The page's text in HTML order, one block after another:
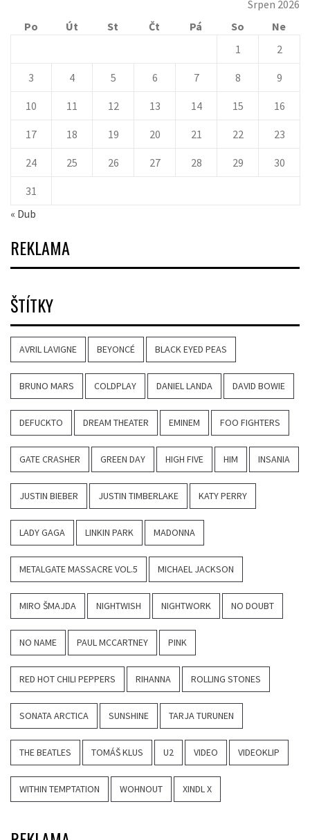
Srpen 2026
Po
Út St Čt Pá So
Ne
1
2
3 4 5 6 7 8 9
10 11 12 13 14 15 16
17 18 19 20 21 22 23
24 25 26 27 28 29 30
31
« Dub
REKLAMA
ŠTÍTKY
AVRIL LAVIGNE BEYONCÉ BLACK EYED PEAS
BRUNO MARS COLDPLAY DANIEL LANDA DAVID BOWIE
DEFUCKTO DREAM THEATER EMINEM FOO FIGHTERS
GATE CRASHER GREEN DAY HIGH FIVE HIM INSANIA
JUSTIN BIEBER JUSTIN TIMBERLAKE KATY PERRY
LADY GAGA LINKIN PARK MADONNA
METALGATE MASSACRE VOL.5 MICHAEL JACKSON
MIRO ŠMAJDA NIGHTWISH NIGHTWORK NO DOUBT
NO NAME PAUL MCCARTNEY PINK
RED HOT CHILI PEPPERS RIHANNA ROLLING STONES
SONATA ARCTICA SUNSHINE TARJA TURUNEN
THE BEATLES TOMÁŠ KLUS U2 VIDEO VIDEOKLIP
WITHIN TEMPTATION WOHNOUT XINDL X